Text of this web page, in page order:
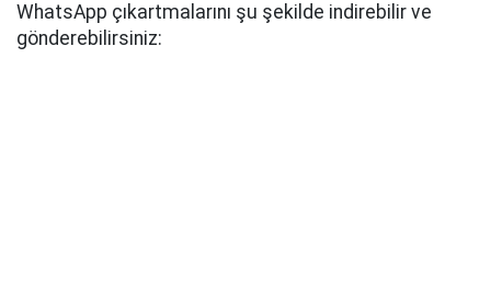
WhatsApp çıkartmalarını şu şekilde indirebilir ve
gönderebilirsiniz: